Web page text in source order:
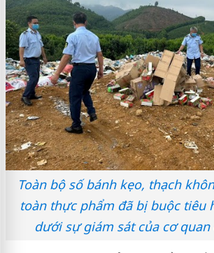
Toàn bộ số bánh kẹo, thạch
toàn thực phẩm đã bị buộc tiêu
dưới sự giám sát của cơ quan